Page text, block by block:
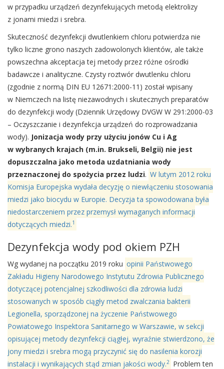
w przypadku urządzeń dezynfekujących metodą elektrolizy
z jonami miedzi i srebra.
Skuteczność dezynfekcji dwutlenkiem chloru potwierdza nie
tylko liczne grono naszych zadowolonych klientów, ale także
powszechna akceptacja tej metody przez różne ośrodki
badawcze i analityczne. Czysty roztwór dwutlenku chloru
(zgodnie z normą DIN EU 12671:2000-11) został wpisany
w Niemczech na listę niezawodnych i skutecznych preparatów
do dezynfekcji wody (Dziennik Urzędowy DVGW W 291:2000-03
– Oczyszczanie i dezynfekcja urządzeń do rozprowadzania
wody). Jonizacja wody przy użyciu jonów Cu i Ag
w wybranych krajach (m.in. Brukseli, Belgii) nie jest
dopuszczalna jako metoda uzdatniania wody
przeznaczonej do spożycia przez ludzi. W lutym 2012 roku
Komisja Europejska wydała decyzję o niewłączeniu stosowania
miedzi jako biocydu w Europie. Decyzja ta spowodowana była
niedostarczeniem przez przemysł wymaganych informacji
dotyczących miedzi.1
Dezynfekcja wody pod okiem PZH
Wg wydanej na początku 2019 roku opinii Państwowego
Zakładu Higieny Narodowego Instytutu Zdrowia Publicznego
dotyczącej potencjalnej szkodliwości dla zdrowia ludzi
stosowanych w sposób ciągły metod zwalczania bakterii
Legionella, sporządzonej na życzenie Państwowego
Powiatowego Inspektora Sanitarnego w Warszawie, w sekcji
opisującej metody dezynfekcji ciągłej, wyraźnie stwierdzono, że
jony miedzi i srebra mogą przyczynić się do nasilenia korozji
instalacji i wynikających stąd zmian jakości wody.2
Problem ten